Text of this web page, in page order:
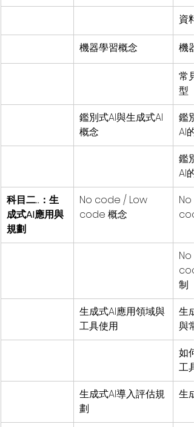
資
機器學習概念 機
常
型
鑑別式AI與生成式AI
概念
鑑
AI
鑑
AI
科目二..：生
成式AI應用與
規劃
No code / Low
code 概念
制
生成式AI應用領域與
工具使用
生
與
如
工具
生成式AI導入評估規
劃
生